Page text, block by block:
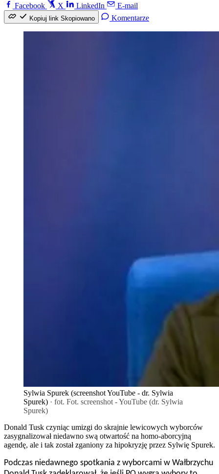
Facebook
X LinkedIn E-mail
Kopiuj link Skopiowano Komentarze
Sylwia Spurek (screenshot YouTube - dr. Sylwia
Spurek) · fot. Fot. screenshot - YouTube (dr. Sylwia
Spurek)
Donald Tusk czyniąc umizgi do skrajnie lewicowych wyborców
zasygnalizował niedawno swą otwartość na homo-aborcyjną
agendę, ale i tak został zganiony za hipokryzję przez Sylwię Spurek.
Podczas niedawnego spotkania z wyborcami w Wałbrzychu